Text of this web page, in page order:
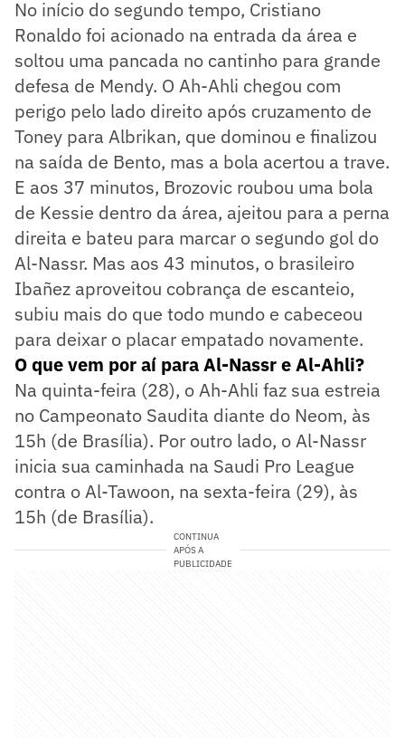
No início do segundo tempo, Cristiano
Ronaldo foi acionado na entrada da área e
soltou uma pancada no cantinho para grande
defesa de Mendy. O Ah-Ahli chegou com
perigo pelo lado direito após cruzamento de
Toney para Albrikan, que dominou e finalizou
na saída de Bento, mas a bola acertou a trave.
E aos 37 minutos, Brozovic roubou uma bola
de Kessie dentro da área, ajeitou para a perna
direita e bateu para marcar o segundo gol do
Al-Nassr. Mas aos 43 minutos, o brasileiro
Ibañez aproveitou cobrança de escanteio,
subiu mais do que todo mundo e cabeceou
para deixar o placar empatado novamente.
O que vem por aí para Al-Nassr e Al-Ahli?
Na quinta-feira (28), o Ah-Ahli faz sua estreia
no Campeonato Saudita diante do Neom, às
15h (de Brasília). Por outro lado, o Al-Nassr
inicia sua caminhada na Saudi Pro League
contra o Al-Tawoon, na sexta-feira (29), às
15h (de Brasília).
CONTINUA
APÓS A
PUBLICIDADE